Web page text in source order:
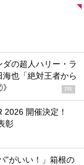
の超人ハリー・ラ
也「絶対王者から
PR
2026 開催決定！
彰
”がいい！」箱根の